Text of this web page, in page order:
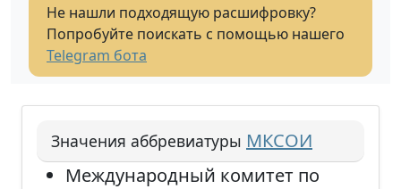
Не нашли подходящую расшифровку?
Попробуйте поискать с помощью нашего
Telegram бота
Значения аббревиатуры МКСОИ
Международный комитет по